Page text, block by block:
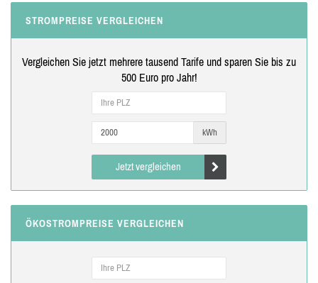
STROMPREISE VERGLEICHEN
Vergleichen Sie jetzt mehrere tausend Tarife und sparen Sie bis zu
500 Euro pro Jahr!
kWh
Jetzt vergleichen
ÖKOSTROMPREISE VERGLEICHEN